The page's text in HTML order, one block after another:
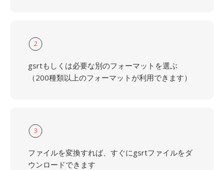
2
gsrtもしくは必要な別のフォーマットを選ぶ
（200種類以上のフォーマットが利用できます）
3
ファイルを変換すれば、すぐにgsrtファイルをダ
ウンロードできます